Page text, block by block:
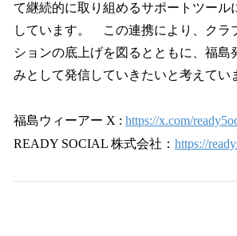
て継続的に取り組めるサポートツール
しています。 この連携により、クラ
ションの底上げを図るとともに、福島
みとして発信していきたいと考えてい
福島ウィーアー X : https://x.com/
READY SOCIAL 株式会社： https://